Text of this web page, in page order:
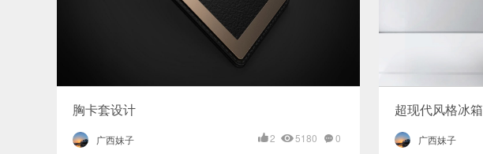
胸卡套设计
广西妹子 2 5180 0
超现代风格冰箱
广西妹子